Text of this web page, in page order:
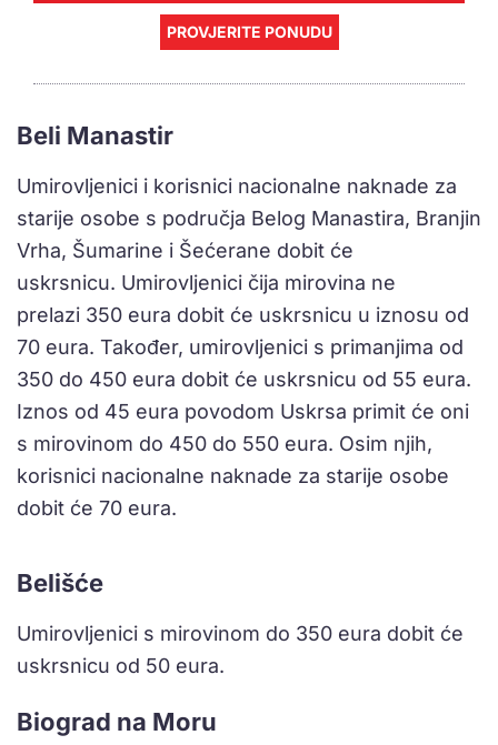
PROVJERITE PONUDU
Beli Manastir
Umirovljenici i korisnici nacionalne naknade za
starije osobe s područja Belog Manastira, Branjin
Vrha, Šumarine i Šećerane dobit će
uskrsnicu. Umirovljenici čija mirovina ne
prelazi 350 eura dobit će uskrsnicu u iznosu od
70 eura. Također, umirovljenici s primanjima od
350 do 450 eura dobit će uskrsnicu od 55 eura.
Iznos od 45 eura povodom Uskrsa primit će oni
s mirovinom do 450 do 550 eura. Osim njih,
korisnici nacionalne naknade za starije osobe
dobit će 70 eura.
Belišće
Umirovljenici s mirovinom do 350 eura dobit će
uskrsnicu od 50 eura.
Biograd na Moru